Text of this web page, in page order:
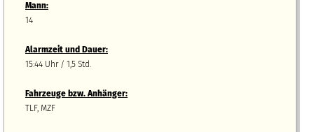
Mann:
14
Alarmzeit und Dauer:
15:44 Uhr / 1,5 Std.
Fahrzeuge bzw.Anhänger:
TLF, MZF